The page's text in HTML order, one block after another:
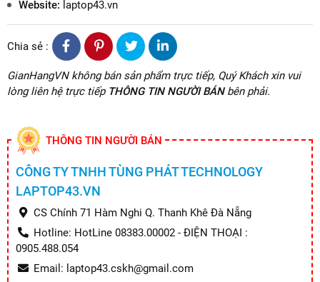
Website: laptop43.vn
Chia sẻ :
GianHangVN không bán sản phẩm trực tiếp, Quý Khách xin vui
lòng liên hệ trực tiếp THÔNG TIN NGƯỜI BÁNbên phải.
THÔNG TIN NGƯỜI BÁN
CÔNG TY TNHH TÙNG PHÁT TECHNOLOGY
LAPTOP43.VN
CS Chính 71 Hàm Nghi Q. Thanh Khê Đà Nẵng
Hotline: HotLine 08383.00002 - ĐIỆN THOẠI :
0905.488.054
Email: laptop43.cskh@gmail.com